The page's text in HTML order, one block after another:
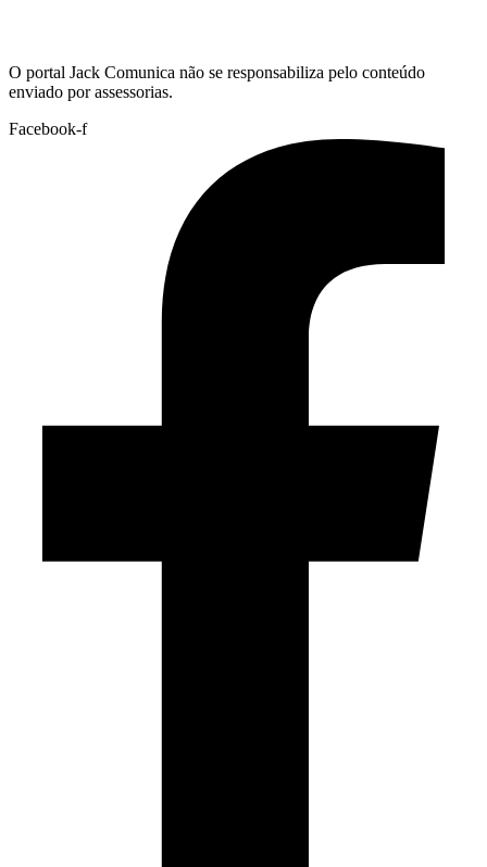
O portal Jack Comunica não se responsabiliza pelo conteúdo
enviado por assessorias.
Facebook-f